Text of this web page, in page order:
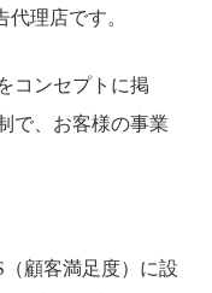
理店です。
コンセプトに掲
で、お客様の事業
顧客満足度）に設